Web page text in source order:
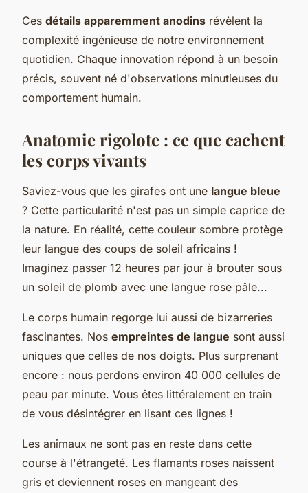
Ces détails apparemment anodins révèlent la
complexité ingénieuse de notre environnement
quotidien. Chaque innovation répond à un besoin
précis, souvent né d'observations minutieuses du
comportement humain.
Anatomie rigolote : ce que cachent
les corps vivants
Saviez-vous que les girafes ont une langue bleue
? Cette particularité n'est pas un simple caprice de
la nature. En réalité, cette couleur sombre protège
leur langue des coups de soleil africains !
Imaginez passer 12 heures par jour à brouter sous
un soleil de plomb avec une langue rose pâle...
Le corps humain regorge lui aussi de bizarreries
fascinantes. Nos empreintes de langue sont aussi
uniques que celles de nos doigts. Plus surprenant
encore : nous perdons environ 40 000 cellules de
peau par minute. Vous êtes littéralement en train
de vous désintégrer en lisant ces lignes !
Les animaux ne sont pas en reste dans cette
course à l'étrangeté. Les flamants roses naissent
gris et deviennent roses en mangeant des